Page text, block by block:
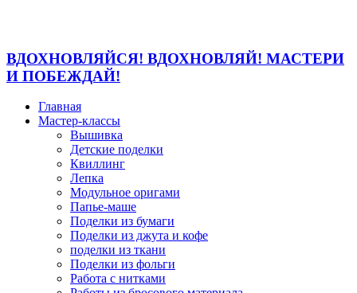
ВДОХНОВЛЯЙСЯ! ВДОХНОВЛЯЙ! МАСТЕРИ
И ПОБЕЖДАЙ!
Главная
Мастер-классы
Вышивка
Детские поделки
Квиллинг
Лепка
Модульное оригами
Папье-маше
Поделки из бумаги
Поделки из джута и кофе
поделки из ткани
Поделки из фольги
Работа с нитками